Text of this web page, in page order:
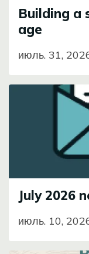
Building a
age
июль. 31,
July 2026
июль. 10,